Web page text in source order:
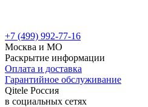
+7 (499) 992-77-16
Москва и МО
Раскрытие информации
Оплата и доставка
Гарантийное обслуживание
Qitele Россия
в социальных сетях